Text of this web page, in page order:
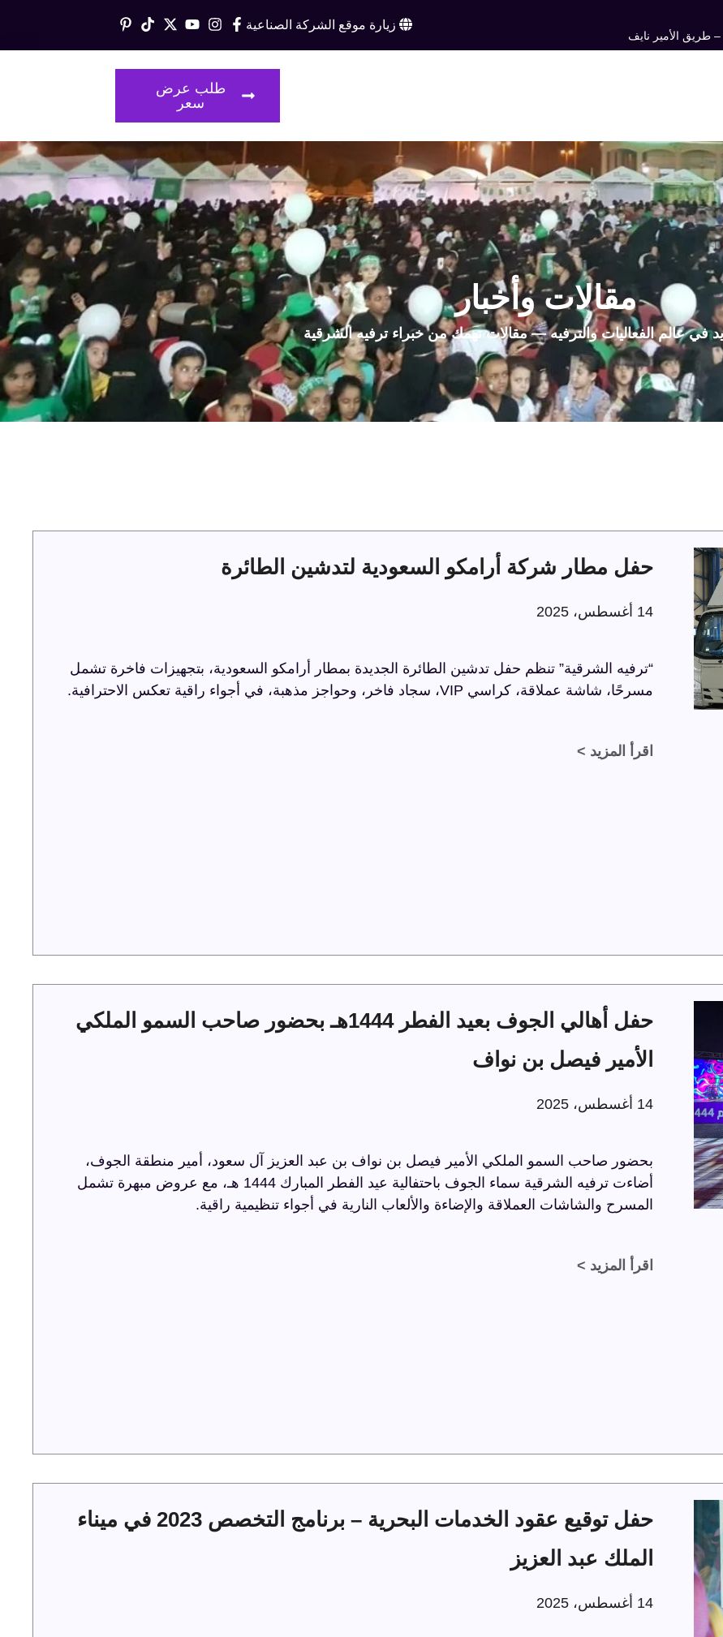
طريق الأمير نايف
زيارة موقع الشركة الصناعية
طلب عرض
سعر
مقالات وأخبار
في عالم الفعاليات والترفيه — مقالات تهمك من خبراء ترفيه الشرقية
حفل مطار شركة أرامكو السعودية لتدشين الطائرة
14 أغسطس، 2025
“ترفيه الشرقية” تنظم حفل تدشين الطائرة الجديدة بمطار أرامكو السعودية، بتجهيزات فاخرة تشمل
مسرحًا، شاشة عملاقة، كراسي VIP، سجاد فاخر، وحواجز مذهبة، في أجواء راقية تعكس الاحترافية.
اقرأ المزيد >
حفل أهالي الجوف بعيد الفطر 1444هـ بحضور صاحب السمو الملكي
الأمير فيصل بن نواف
14 أغسطس، 2025
بحضور صاحب السمو الملكي الأمير فيصل بن نواف بن عبد العزيز آل سعود، أمير منطقة الجوف،
أضاءت ترفيه الشرقية سماء الجوف باحتفالية عيد الفطر المبارك 1444 هـ، مع عروض مبهرة تشمل
المسرح والشاشات العملاقة والإضاءة والألعاب النارية في أجواء تنظيمية راقية.
اقرأ المزيد >
حفل توقيع عقود الخدمات البحرية – برنامج التخصص 2023 في ميناء
الملك عبد العزيز
14 أغسطس، 2025